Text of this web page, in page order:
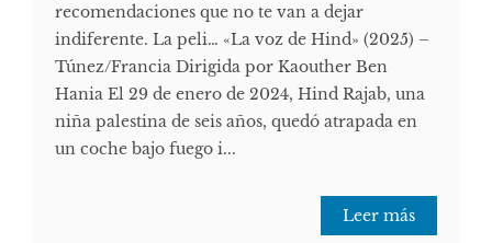
recomendaciones que no te van a dejar
indiferente. La peli… «La voz de Hind» (2025) –
Túnez/Francia Dirigida por Kaouther Ben
Hania El 29 de enero de 2024, Hind Rajab, una
niña palestina de seis años, quedó atrapada en
un coche bajo fuego i...
Leer más